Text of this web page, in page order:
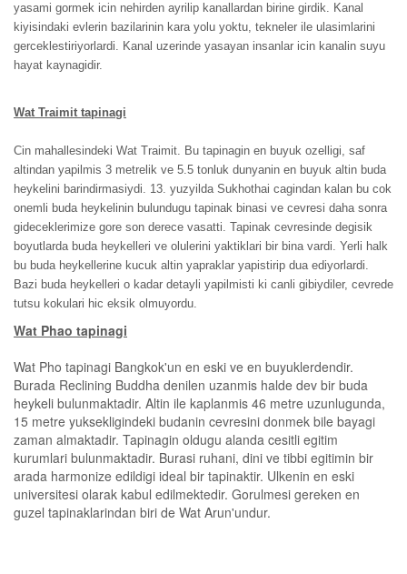
yasami gormek icin nehirden ayrilip kanallardan birine girdik. Kanal
kiyisindaki evlerin bazilarinin kara yolu yoktu, tekneler ile ulasimlarini
gerceklestiriyorlardi. Kanal uzerinde yasayan insanlar icin kanalin suyu
hayat kaynagidir.
Wat Traimit tapinagi
Cin mahallesindeki Wat Traimit. Bu tapinagin en buyuk ozelligi, saf
altindan yapilmis 3 metrelik ve 5.5 tonluk dunyanin en buyuk altin buda
heykelini barindirmasiydi. 13. yuzyilda Sukhothai cagindan kalan bu cok
onemli buda heykelinin bulundugu tapinak binasi ve cevresi daha sonra
gideceklerimize gore son derece vasatti. Tapinak cevresinde degisik
boyutlarda buda heykelleri ve olulerini yaktiklari bir bina vardi. Yerli halk
bu buda heykellerine kucuk altin yapraklar yapistirip dua ediyorlardi.
Bazi buda heykelleri o kadar detayli yapilmisti ki canli gibiydiler, cevrede
tutsu kokulari hic eksik olmuyordu.
Wat Phao tapinagi
Wat Pho tapinagi Bangkok'un en eski ve en buyuklerdendir.
Burada Reclining Buddha denilen uzanmis halde dev bir buda
heykeli bulunmaktadir. Altin ile kaplanmis 46 metre uzunlugunda,
15 metre yuksekligindeki budanin cevresini donmek bile bayagi
zaman almaktadir. Tapinagin oldugu alanda cesitli egitim
kurumlari bulunmaktadir. Burasi ruhani, dini ve tibbi egitimin bir
arada harmonize edildigi ideal bir tapinaktir. Ulkenin en eski
universitesi olarak kabul edilmektedir. Gorulmesi gereken en
guzel tapinaklarindan biri de Wat Arun'undur.